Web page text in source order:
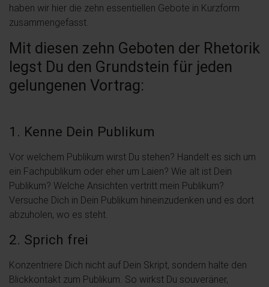
haben wir hier die zehn essentiellen Gebote in Kurzform
zusammengefasst.
Mit diesen zehn Geboten der Rhetorik
legst Du den Grundstein für jeden
gelungenen Vortrag:
1. Kenne Dein Publikum
Vor welchem Publikum wirst Du stehen? Handelt es sich um
ein Fachpublikum oder eher um Laien? Wie alt ist Dein
Publikum? Welche Ansichten vertritt mein Publikum?
Versuche Dich in Dein Publikum hineinzudenken und es dort
abzuholen, wo es steht.
2. Sprich frei
Konzentriere Dich nicht auf Dein Skript, sondern halte den
Blickkontakt zum Publikum. So wirkst Du souveräner,